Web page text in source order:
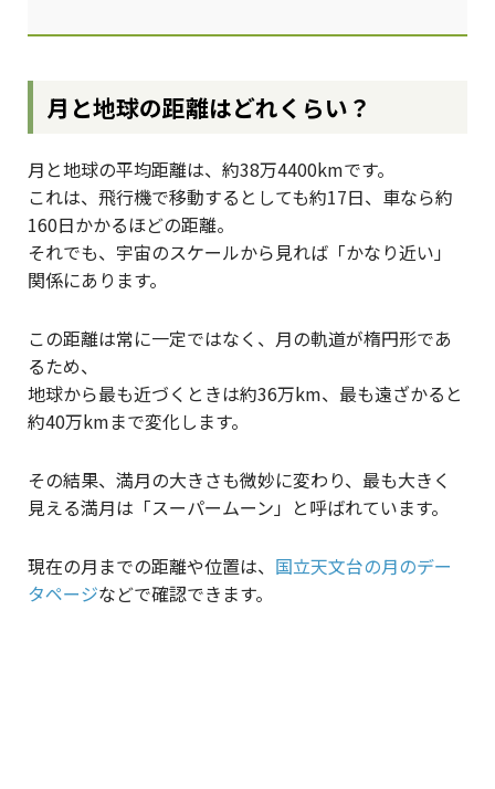
月と地球の距離はどれくらい？
月と地球の平均距離は、約38万4400kmです。
これは、飛行機で移動するとしても約17日、車なら約
160日かかるほどの距離。
それでも、宇宙のスケールから見れば「かなり近い」
関係にあります。
この距離は常に一定ではなく、月の軌道が楕円形であ
るため、
地球から最も近づくときは約36万km、最も遠ざかると
約40万kmまで変化します。
その結果、満月の大きさも微妙に変わり、最も大きく
見える満月は「スーパームーン」と呼ばれています。
現在の月までの距離や位置は、 国立天文台の月のデー
タページなどで確認できます。